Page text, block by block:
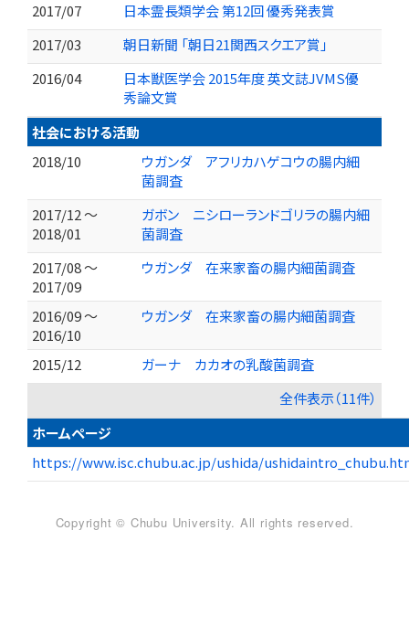
2017/07
日本霊長類学会 第12回 優秀発表賞
2017/03
朝日新聞 「朝日21関西スクエア賞」
2016/04
日本獣医学会 2015年度 英文誌JVMS優
秀論文賞
社会における活動
2018/10
ウガンダ アフリカハゲコウの腸内細
菌調査
2017/12 ～
2018/01
ガボン ニシローランドゴリラの腸内細
菌調査
2017/08 ～
2017/09
ウガンダ 在来家畜の腸内細菌調査
2016/09 ～
2016/10
ウガンダ 在来家畜の腸内細菌調査
2015/12
ガーナ カカオの乳酸菌調査
全件表示（11件）
ホームページ
https://www.isc.chubu.ac.jp/ushida/
Copyright © Chubu University. All rights reserved.